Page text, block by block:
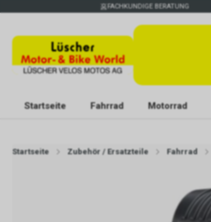
FACHKUNDIGE BERATUNG
Startseite Fahrrad Motorrad
Startseite Zubehör / Ersatzteile Fahrrad